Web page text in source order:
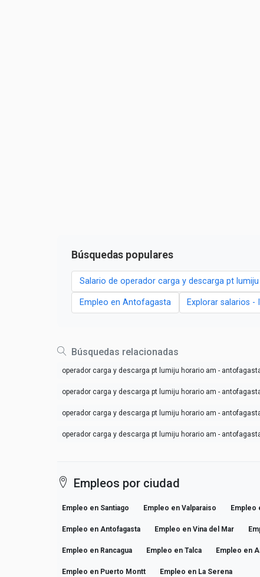
Búsquedas populares
Salario de operador carga y descarga pt
Empleo en Antofagasta Explorar salarios
Búsquedas relacionadas
operador carga y descarga pt lumiju horario am -
operador carga y descarga pt lumiju horario am -
operador carga y descarga pt lumiju horario am -
operador carga y descarga pt lumiju horario am -
Empleos por ciudad
Empleo en Santiago Empleo en Valparaiso Empleo
Empleo en Antofagasta Empleo en Vina del Mar
Empleo en Rancagua Empleo en Talca Empleo en
Empleo en Puerto Montt Empleo en La Serena